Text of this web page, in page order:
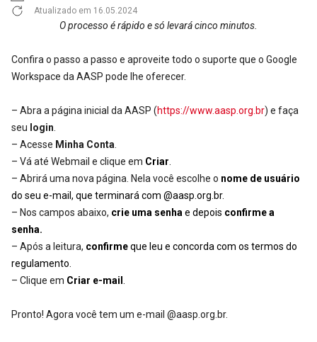
Atualizado em 16.05.2024
O processo é rápido e só levará cinco minutos.
Confira o passo a passo e aproveite todo o suporte que o Google
Workspace da AASP pode lhe oferecer.
– Abra a página inicial da AASP (https://www.aasp.org.br) e faça
seu login
– Acesse Minha Conta
– Vá até Webmail e clique em Criar
– Abrirá uma nova página. Nela você escolhe o nome de usuário
do seu e-mail, que terminará com @aasp.org.br.
– Nos campos abaixo, crie uma senha e depois confirme a
senha.
– Após a leitura, confirmeque leu e concorda com os termos do
regulamento.
– Clique em Criar e-mail
Pronto! Agora você tem um e-mail @aasp.org.br.